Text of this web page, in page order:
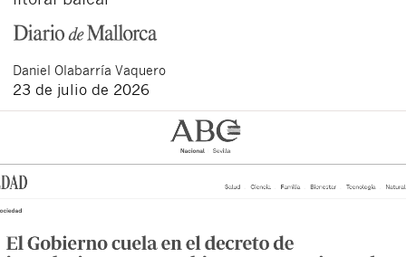
Daniel Olabarría Vaquero
23 de julio de 2026